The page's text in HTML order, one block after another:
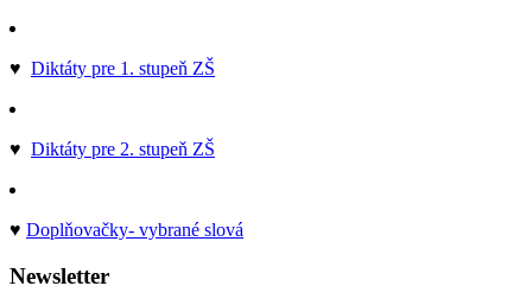
♥ Diktáty pre 1. stupeň ZŠ
♥ Diktáty pre 2. stupeň ZŠ
♥ Doplňovačky- vybrané slová
Newsletter